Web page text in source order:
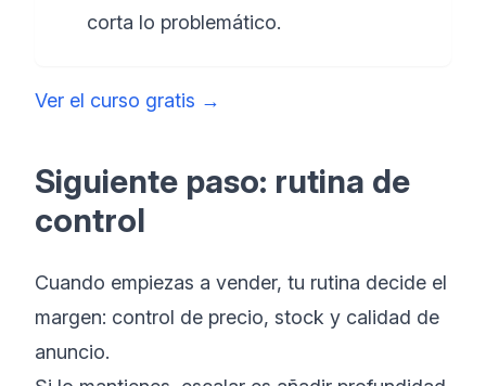
corta lo problemático.
Ver el curso gratis →
Siguiente paso: rutina de
control
Cuando empiezas a vender, tu rutina decide el
margen: control de precio, stock y calidad de
anuncio.